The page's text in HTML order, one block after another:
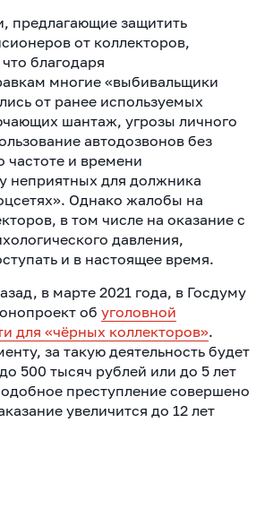
предлагающие защитить
от коллекторов,
благодаря
многие «выбивальщики
от ранее используемых
шантаж, угрозы личного
автодозвонов без
частоте и времени
неприятных для должника
Однако жалобы на
в том числе на оказание с
давления,
и в настоящее время.
в марте 2021 года, в Госдуму
об уголовной
для «чёрных коллекторов».
за такую деятельность будет
500 тысяч рублей или до 5 лет
преступление совершено
увеличится до 12 лет